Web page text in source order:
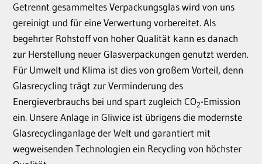
Getrennt gesammeltes Verpackungsglas wird von uns
gereinigt und für eine Verwertung vorbereitet. Als
begehrter Rohstoff von hoher Qualität kann es danach
zur Herstellung neuer Glasverpackungen genutzt werden.
Für Umwelt und Klima ist dies von großem Vorteil, denn
Glasrecycling trägt zur Verminderung des
Energieverbrauchs bei und spart zugleich CO2-Emission
ein. Unsere Anlage in Gliwice ist übrigens die modernste
Glasrecyclinganlage der Welt und garantiert mit
wegweisenden Technologien ein Recycling von höchster